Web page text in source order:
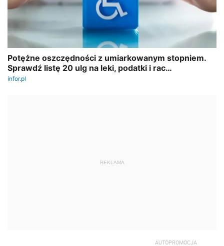
REKLAMA
AUTOPROMOCJA